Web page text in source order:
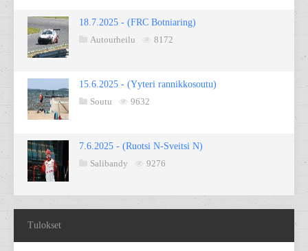
18.7.2025 - (FRC Botniaring)
Autourheilu
8172
15.6.2025 - (Yyteri rannikkosoutu)
Soutu
9632
7.6.2025 - (Ruotsi N-Sveitsi N)
Salibandy
9276
Tulokset